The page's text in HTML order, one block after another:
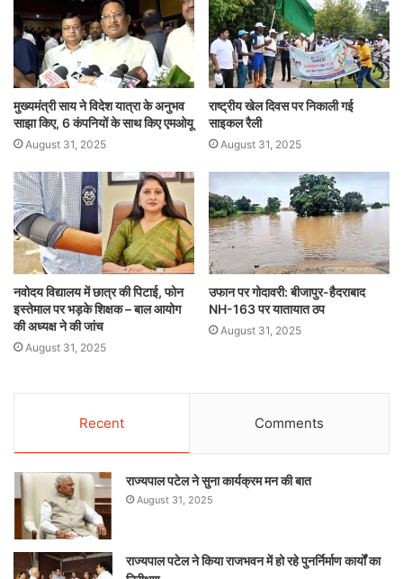
मुख्यमंत्री साय ने विदेश यात्रा के अनुभव
साझा किए, 6 कंपनियों के साथ किए एमओयू
August 31, 2025
राष्ट्रीय खेल दिवस पर निकाली गई
साइकल रैली
August 31, 2025
नवोदय विद्यालय में छात्र की पिटाई, फोन
इस्तेमाल पर भड़के शिक्षक – बाल आयोग
की अध्यक्ष ने की जांच
August 31, 2025
उफान पर गोदावरी: बीजापुर-हैदराबाद
NH-163 पर यातायात ठप
August 31, 2025
Recent Comments
राज्यपाल पटेल ने सुना कार्यक्रम मन की बात
August 31, 2025
राज्यपाल पटेल ने किया राजभवन में हो रहे पुनर्निर्माण कार्यों का